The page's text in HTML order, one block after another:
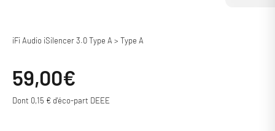
iFi Audio iSilencer 3.0 Type A > Type A
Prix de vente
59,00€
Dont 0,15 € d'éco-part DEEE